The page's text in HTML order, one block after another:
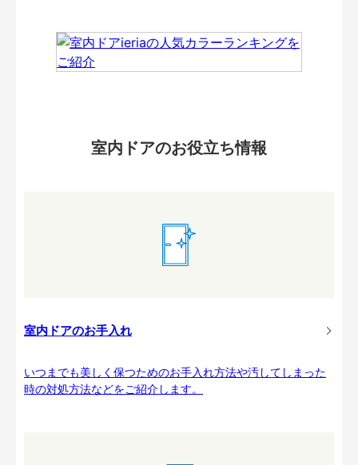
室内ドアのお役立ち情報
室内ドアのお手入れ
いつまでも美しく保つためのお手入れ方法や汚してしまった
時の対処方法などをご紹介します。